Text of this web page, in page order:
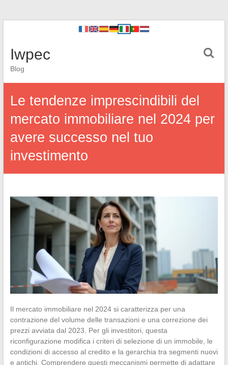
Iwpec
Blog
Le tendenze imprescindibili del
mercato immobiliare nel 2024 per
avere successo nel tuo
investimento
Il mercato immobiliare nel 2024 si caratterizza per una
contrazione del volume delle transazioni e una correzione dei
prezzi avviata dal 2023. Per gli investitori, questa
riconfigurazione modifica i criteri di selezione di un immobile, le
condizioni di accesso al credito e la gerarchia tra segmenti nuovi
e antichi. Comprendere questi meccanismi permette di adattare